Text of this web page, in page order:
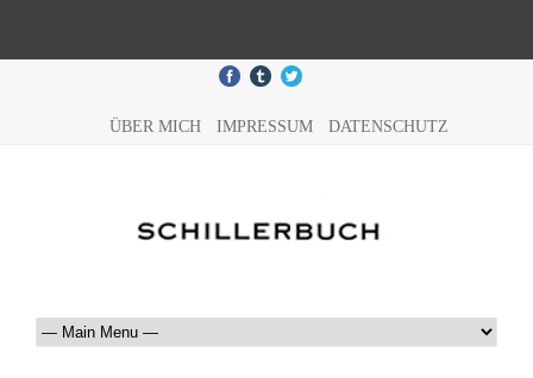
ÜBER MICH IMPRESSUM DATENSCHUTZ